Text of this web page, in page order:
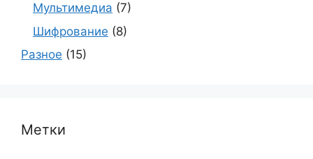
Мультимедиа (7)
Шифрование (8)
Разное (15)
Метки